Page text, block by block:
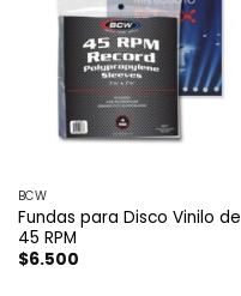
BCW
Fundas para Disco Vinilo de
45 RPM
$6.500